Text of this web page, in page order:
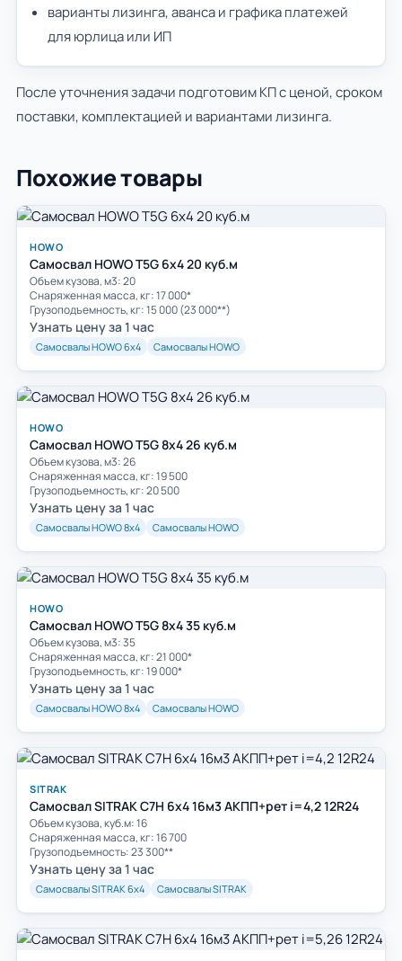
варианты лизинга, аванса и графика платежей
для юрлица или ИП
После уточнения задачи подготовим КП с ценой, сроком
поставки, комплектацией и вариантами лизинга.
Похожие товары
HOWO
Самосвал HOWO T5G 6x4 20 куб.м
Объем кузова, м3: 20
Cнаряженная масса, кг: 17 000*
Грузоподъемность, кг: 15 000 (23 000**)
Узнать цену за 1 час
Самосвалы HOWO 6х4 Самосвалы HOWO
HOWO
Самосвал HOWO T5G 8х4 26 куб.м
Объем кузова, м3: 26
Cнаряженная масса, кг: 19 500
Грузоподъемность, кг: 20 500
Узнать цену за 1 час
Самосвалы HOWO 8х4 Самосвалы HOWO
HOWO
Самосвал HOWO T5G 8х4 35 куб.м
Объем кузова, м3: 35
Cнаряженная масса, кг: 21 000*
Грузоподъемность, кг: 19 000*
Узнать цену за 1 час
Самосвалы HOWO 8х4 Самосвалы HOWO
SITRAK
Самосвал SITRAK C7H 6x4 16м3 АКПП+рет i=4,2 12R24
Объем кузова, куб.м: 16
Cнаряженная масса, кг: 16 700
Грузоподъемность: 23 300**
Узнать цену за 1 час
Самосвалы SITRAK 6х4 Самосвалы SITRAK